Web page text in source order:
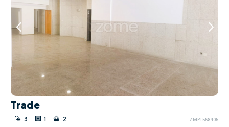
Trade
3 1 2 ZMPT568406